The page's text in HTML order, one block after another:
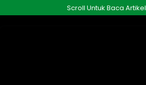
ke
Scroll Untuk Baca Artikel